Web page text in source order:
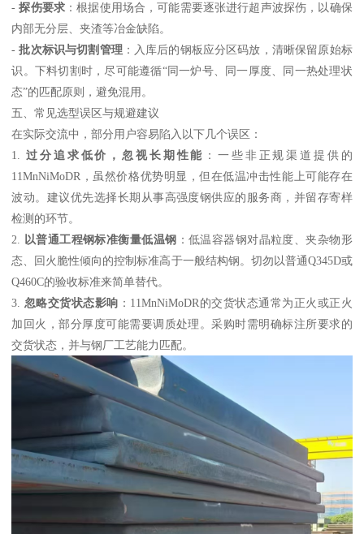
-探伤要求 ：根据使用场合，可能需要逐张进行超声波探伤，以确保
内部无分层、夹渣等冶金缺陷。
-批次标识与切割管理：入库后的钢板应分区码放，清晰保留原始标
识。下料切割时，尽可能遵循“同一炉号、同一厚度、同一热处理状
态”的匹配原则，避免混用。
五、常见选型误区与规避建议
在实际交流中，部分用户容易陷入以下几个误区：
1.过分追求低价，忽视长期性能 ：一些非正规渠道提供的
11MnNiMoDR，虽然价格优势明显，但在低温冲击性能上可能存在
波动。建议优先选择长期从事高强度钢供应的服务商，并留存寄样
检测的环节。
2. 以普通工程钢标准衡量低温钢 ：低温容器钢对晶粒度、夹杂物形
态、回火脆性倾向的控制标准高于一般结构钢。切勿以普通Q345D或
Q460C的验收标准来简单替代。
3. 忽略交货状态影响 ：11MnNiMoDR的交货状态通常为正火或正火
加回火，部分厚度可能需要调质处理。采购时需明确标注所要求的
交货状态，并与钢厂工艺能力匹配。